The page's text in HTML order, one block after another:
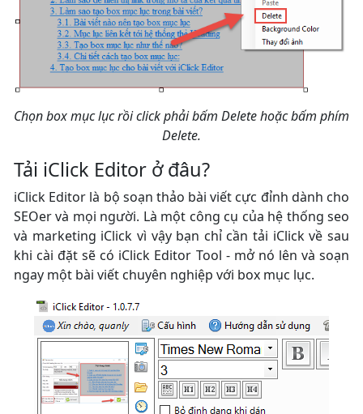
Chọn box mục lục rồi click phải bấm Delete hoặc bấm phím
Delete.
Tải iClick Editor ở đâu?
iClick Editor là bộ soạn thảo bài viết cực đỉnh dành cho
SEOer và mọi người. Là một công cụ của hệ thống seo
và marketing iClick vì vậy bạn chỉ cần tải iClick về sau
khi cài đặt sẽ có iClick Editor Tool - mở nó lên và soạn
ngay một bài viết chuyên nghiệp với box mục lục.